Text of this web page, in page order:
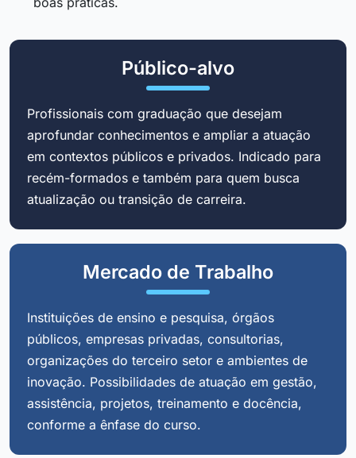
Público-alvo
Profissionais com graduação que desejam
aprofundar conhecimentos e ampliar a atuação
em contextos públicos e privados. Indicado para
recém-formados e também para quem busca
atualização ou transição de carreira.
Mercado de Trabalho
Instituições de ensino e pesquisa, órgãos
públicos, empresas privadas, consultorias,
organizações do terceiro setor e ambientes de
inovação. Possibilidades de atuação em gestão,
assistência, projetos, treinamento e docência,
conforme a ênfase do curso.